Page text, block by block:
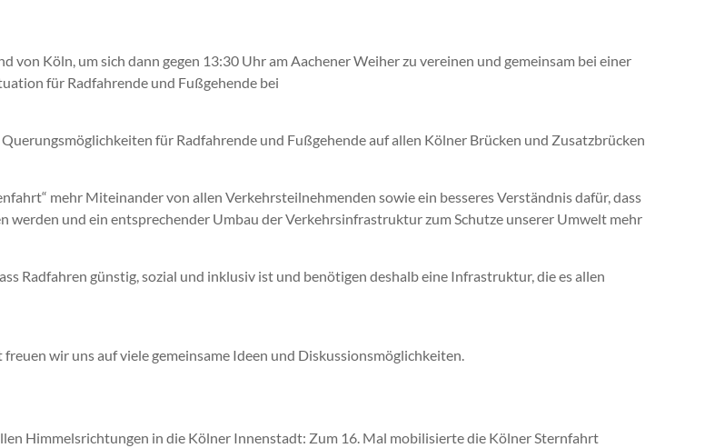
Köln, um sich dann gegen 13:30 Uhr am Aachener Weiher zu vereinen und gemeinsam bei einer
für Radfahrende und Fußgehende bei
für Radfahrende und Fußgehende auf allen Kölner Brücken und Zusatzbrücken
mehr Miteinander von allen Verkehrsteilnehmenden sowie ein besseres Verständnis dafür, dass
werden und ein entsprechender Umbau der Verkehrsinfrastruktur zum Schutze unserer Umwelt mehr
Radfahren günstig, sozial und inklusiv ist und benötigen deshalb eine Infrastruktur, die es allen
wir uns auf viele gemeinsame Ideen und Diskussionsmöglichkeiten.
Himmelsrichtungen in die Kölner Innenstadt: Zum 16. Mal mobilisierte die Kölner Sternfahrt